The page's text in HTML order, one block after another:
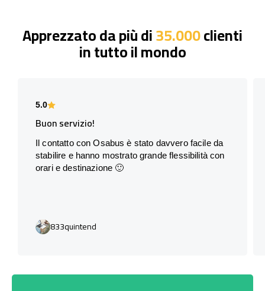
Apprezzato da più di35.000clienti
in tutto il mondo
5.0
Buon servizio!
Il contatto con Osabus è stato davvero facile da
stabilire e hanno mostrato grande flessibilità con
orari e destinazione 🙂
833quintend